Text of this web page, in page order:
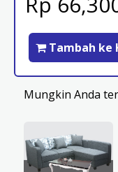
Tambah ke
Mungkin Anda